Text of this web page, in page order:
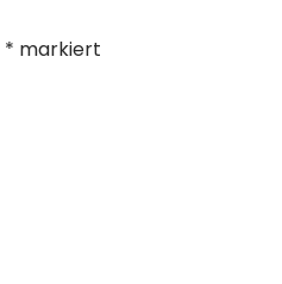
* markiert